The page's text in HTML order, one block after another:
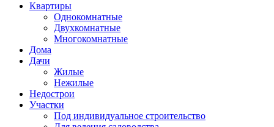
Квартиры
Однокомнатные
Двухкомнатные
Многокомнатные
Дома
Дачи
Жилые
Нежилые
Недострои
Участки
Под индивидуальное строительство